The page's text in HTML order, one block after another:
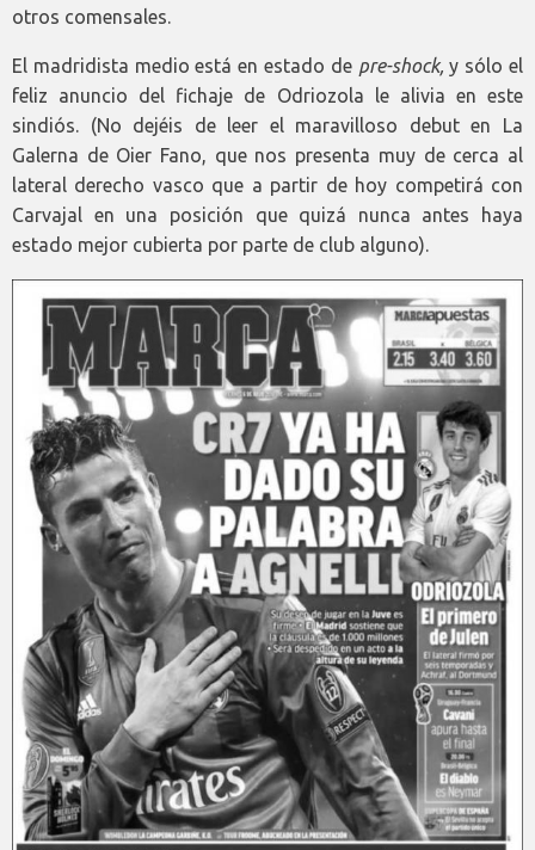
otros comensales.
El madridista medio está en estado de pre-shock,y sólo el
feliz anuncio del fichaje de Odriozola le alivia en este
sindiós. (No dejéis de leer el maravilloso debut en La
Galerna de Oier Fano, que nos presenta muy de cerca al
lateral derecho vasco que a partir de hoy competirá con
Carvajal en una posición que quizá nunca antes haya
estado mejor cubierta por parte de club alguno).